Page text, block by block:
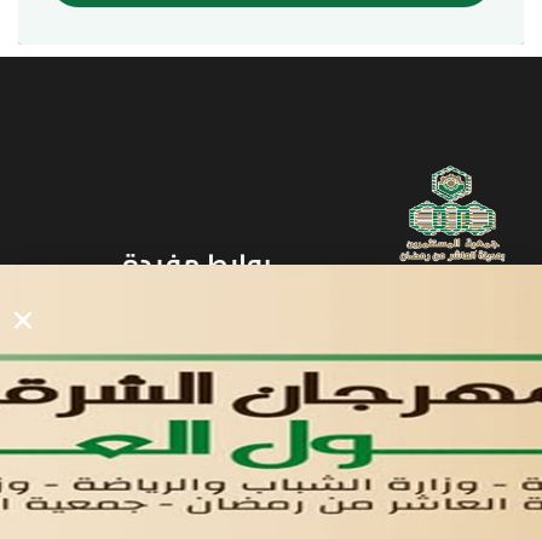
في مدينة العاشر من رمضان
روابط مفيدة
القوائم
لوحه التحكم
اتصل بنا